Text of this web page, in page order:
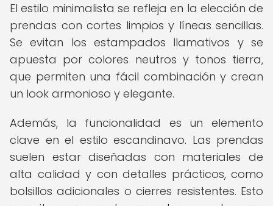
El estilo minimalista se refleja en la elección de
prendas con cortes limpios y líneas sencillas.
Se evitan los estampados llamativos y se
apuesta por colores neutros y tonos tierra,
que permiten una fácil combinación y crean
un look armonioso y elegante.
Además, la funcionalidad es un elemento
clave en el estilo escandinavo. Las prendas
suelen estar diseñadas con materiales de
alta calidad y con detalles prácticos, como
bolsillos adicionales o cierres resistentes. Esto